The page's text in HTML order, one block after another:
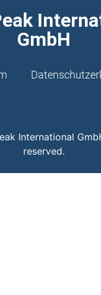
GmbH
International
reserved.